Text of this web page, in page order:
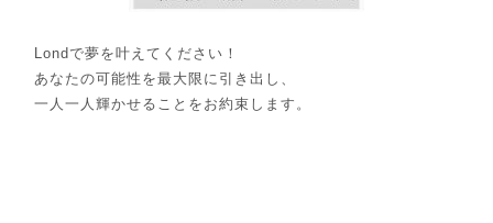
Londで夢を叶えてください！
あなたの可能性を最大限に引き出し、
一人一人輝かせることをお約束します。